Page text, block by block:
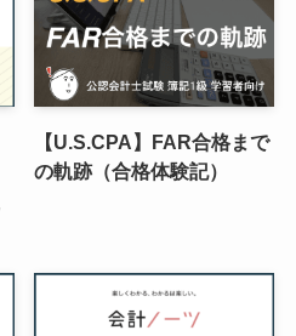
【U.S.CPA】FAR合格まで
の軌跡（合格体験記）